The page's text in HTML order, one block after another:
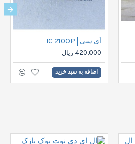
آی سی | IC 210OP
420,000 ریال
اضافه به سبد خرید